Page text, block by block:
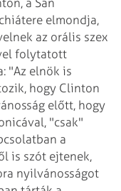
elmondja,
az orális szex
folytatott
"Az elnök is
hogy Clinton
előtt, hogy
"csak"
a
is szót ejtenek,
nyilvánosságot